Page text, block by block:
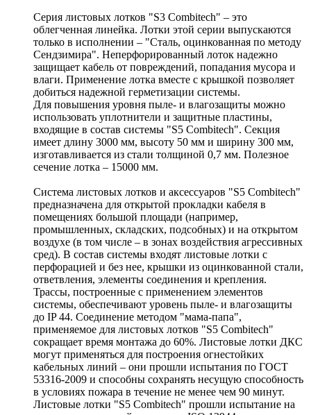
Серия листовых лотков "S3 Combitech" – это
облегченная линейка. Лотки этой серии выпускаются
только в исполнении – "Сталь, оцинкованная по методу
Сендзимира". Неперфорированный лоток надежно
защищает кабель от повреждений, попадания мусора и
влаги. Применение лотка вместе с крышкой позволяет
добиться надежной герметизации системы.
Для повышения уровня пыле- и влагозащиты можно
использовать уплотнители и защитные пластины,
входящие в состав системы "S5 Combitech". Секция
имеет длину 3000 мм, высоту 50 мм и ширину 300 мм,
изготавливается из стали толщиной 0,7 мм. Полезное
сечение лотка – 15000 мм.
Система листовых лотков и аксессуаров "S5 Combitech"
предназначена для открытой прокладки кабеля в
помещениях большой площади (например,
промышленных, складских, подсобных) и на открытом
воздухе (в том числе – в зонах воздействия агрессивных
сред). В состав системы входят листовые лотки с
перфорацией и без нее, крышки из оцинкованной стали,
ответвления, элементы соединения и крепления.
Трассы, построенные с применением элементов
системы, обеспечивают уровень пыле- и влагозащиты
до IP 44. Соединение методом "мама-папа",
применяемое для листовых лотков "S5 Combitech"
сокращает время монтажа до 60%. Листовые лотки ДКС
могут применяться для построения огнестойких
кабельных линий – они прошли испытания по ГОСТ
53316-2009 и способны сохранять несущую способность
в условиях пожара в течение не менее чем 90 минут.
Листовые лотки "S5 Combitech" прошли испытание на